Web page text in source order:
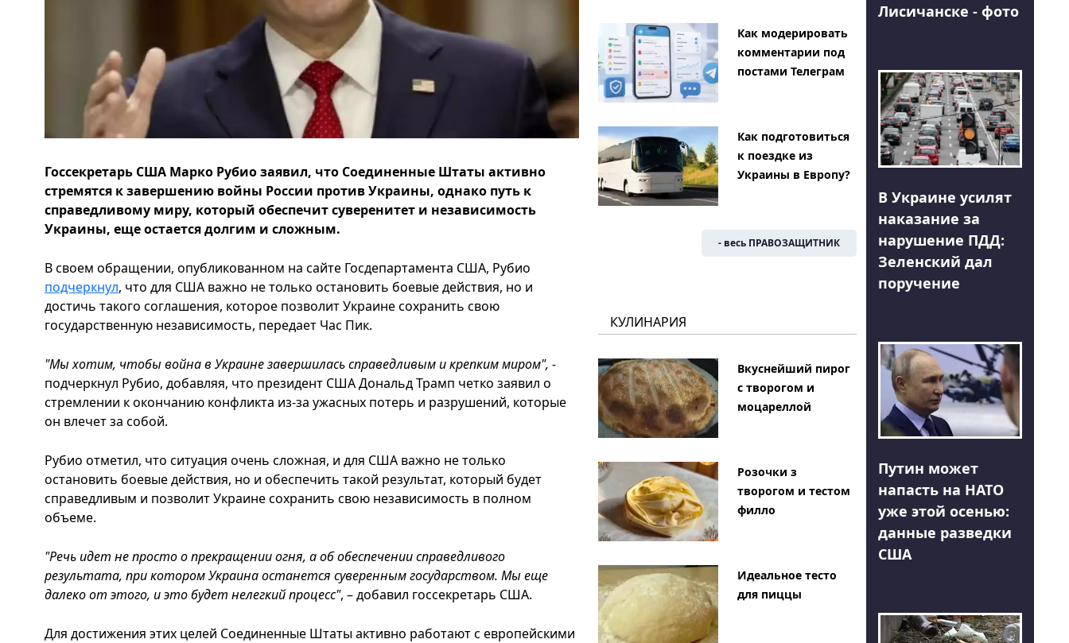
Госсекретарь США Марко Рубио заявил, что Соединенные Штаты активно
стремятся к завершению войны России против Украины, однако путь к
справедливому миру, который обеспечит суверенитет и независимость
Украины, еще остается долгим и сложным.
В своем обращении, опубликованном на сайте Госдепартамента США, Рубио
подчеркнул, что для США важно не только остановить боевые действия, но и
достичь такого соглашения, которое позволит Украине сохранить свою
государственную независимость, передает Час Пик.
"Мы хотим, чтобы война в Украине завершилась справедливым и крепким миром", -
подчеркнул Рубио, добавляя, что президент США Дональд Трамп четко заявил о
стремлении к окончанию конфликта из-за ужасных потерь и разрушений, которые
он влечет за собой.
Рубио отметил, что ситуация очень сложная, и для США важно не только
остановить боевые действия, но и обеспечить такой результат, который будет
справедливым и позволит Украине сохранить свою независимость в полном
объеме.
"Речь идет не просто о прекращении огня, а об обеспечении справедливого
результата, при котором Украина останется суверенным государством. Мы еще
далеко от этого, и это будет нелегкий процесс", – добавил госсекретарь США.
Для достижения этих целей Соединенные Штаты активно работают с европейскими
Как модерировать
комментарии под
постами Телеграм
Как подготовиться
к поездке из
Украины в Европу?
- весь ПРАВОЗАЩИТНИК
КУЛИНАРИЯ
Вкуснейший пирог
с творогом и
моцареллой
Розочки з
творогом и тестом
филло
Идеальное тесто
для пиццы
Лисичанске - фото
В Украине усилят
наказание за
нарушение ПДД:
Зеленский дал
поручение
Путин может
напасть на НАТО
уже этой осенью:
данные разведки
США